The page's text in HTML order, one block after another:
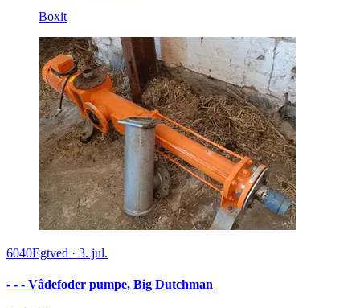
Boxit
6040Egtved · 3. jul.
- - - Vådefoder pumpe, Big Dutchman